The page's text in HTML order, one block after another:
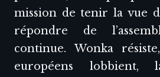
mission de tenir la vue
répondre de
continue. Wonka
européens lobbient,